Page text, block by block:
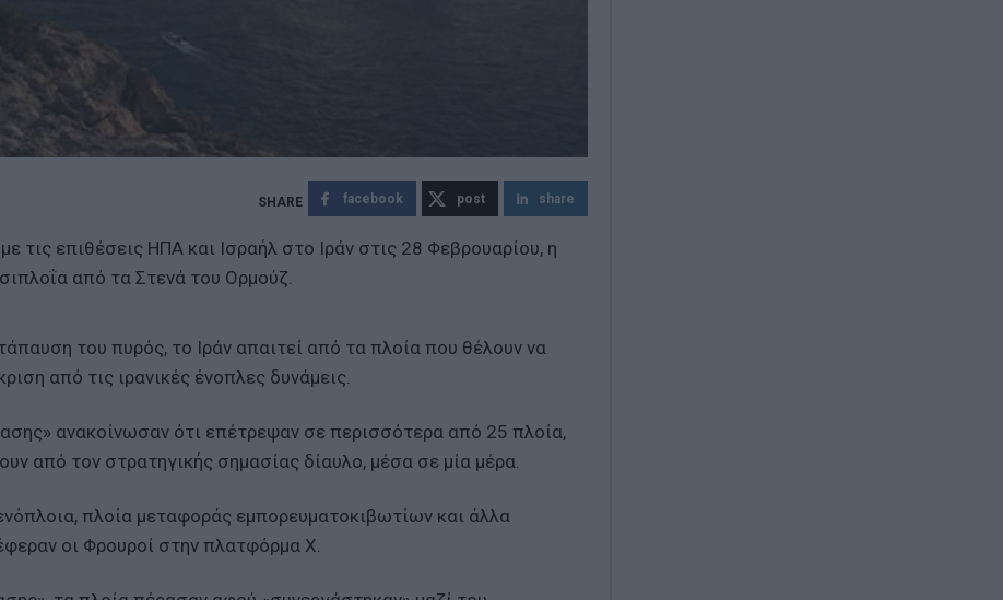
facebook post share
επιθέσεις ΗΠΑ και Ισραήλ στο Ιράν στις 28 Φεβρουαρίου, η
από τα Στενά του Ορμούζ.
του πυρός, το Ιράν απαιτεί από τα πλοία που θέλουν να
από τις ιρανικές ένοπλες δυνάμεις.
ανακοίνωσαν ότι επέτρεψαν σε περισσότερα από 25 πλοία,
από τον στρατηγικής σημασίας δίαυλο, μέσα σε μία μέρα.
πλοία μεταφοράς εμπορευματοκιβωτίων και άλλα
οι Φρουροί στην πλατφόρμα Χ.